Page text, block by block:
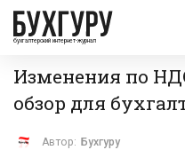
бухгалтерский интернет-журнал
Изменения по
обзор для
Автор: Бухгуру